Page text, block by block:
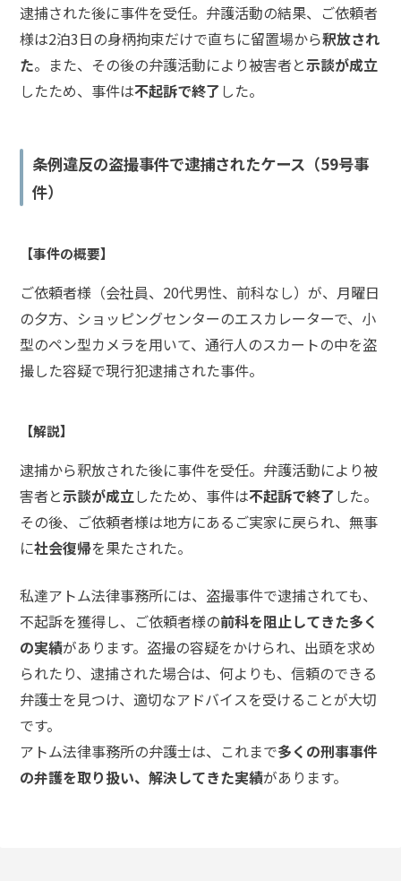
逮捕された後に事件を受任。弁護活動の結果、ご依頼者
様は2泊3日の身柄拘束だけで直ちに留置場から釈放され
た。また、その後の弁護活動により被害者と示談が成立
したため、事件は不起訴で終了 した。
条例違反の盗撮事件で逮捕されたケース（59号事
件）
【事件の概要】
ご依頼者様（会社員、20代男性、前科なし）が、月曜日
の夕方、ショッピングセンターのエスカレーターで、小
型のペン型カメラを用いて、通行人のスカートの中を盗
撮した容疑で現行犯逮捕された事件。
【解説】
逮捕から釈放された後に事件を受任。弁護活動により被
害者と示談が成立 したため、事件は不起訴で終了 した。
その後、ご依頼者様は地方にあるご実家に戻られ、無事
に社会復帰を果たされた。
私達アトム法律事務所には、盗撮事件で逮捕されても、
不起訴を獲得し、ご依頼者様の前科を阻止してきた多く
の実績があります。盗撮の容疑をかけられ、出頭を求め
られたり、逮捕された場合は、何よりも、信頼のできる
弁護士を見つけ、適切なアドバイスを受けることが大切
です。
アトム法律事務所の弁護士は、これまで多くの刑事事件
の弁護を取り扱い、解決してきた実績があります。